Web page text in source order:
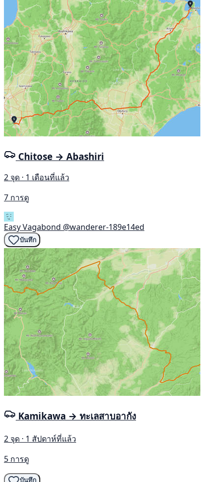
Chitose → Abashiri
2 จุด · 1 เดือนที่แล้ว
7 การดู
Easy Vagabond @wanderer-189e14ed
บันทึก
Kamikawa → ทะเลสาบอากัง
2 จุด · 1 สัปดาห์ที่แล้ว
5 การดู
บันทึก